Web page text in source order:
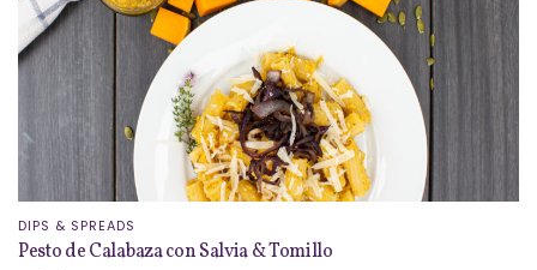
DIPS & SPREADS
Pesto de Calabaza con Salvia & Tomillo